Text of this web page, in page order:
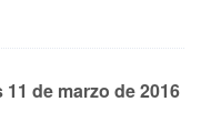
de marzo de 2016